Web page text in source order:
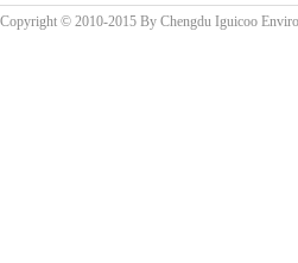
Copyright © 2010-2015 By Chengdu Iguicoo